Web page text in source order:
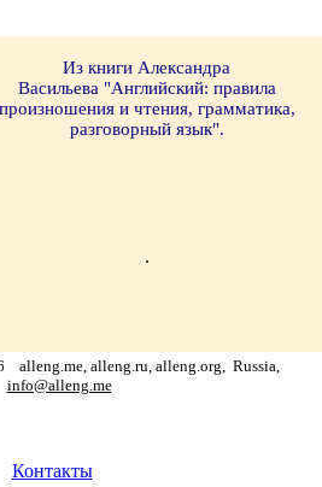
Из книги Александра
Васильева "Английский: правила
произношения и чтения, грамматика,
разговорный язык".
.
alleng.me, alleng.ru, alleng.org, Russia,
info@alleng.me
Контакты